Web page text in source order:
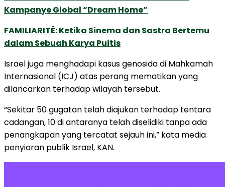
Kampanye Global “Dream Home”
FAMILIARITÉ: Ketika Sinema dan Sastra Bertemu
dalam Sebuah Karya Puitis
Israel juga menghadapi kasus genosida di Mahkamah
Internasional (ICJ) atas perang mematikan yang
dilancarkan terhadap wilayah tersebut.
“Sekitar 50 gugatan telah diajukan terhadap tentara
cadangan, 10 di antaranya telah diselidiki tanpa ada
penangkapan yang tercatat sejauh ini,” kata media
penyiaran publik Israel, KAN.